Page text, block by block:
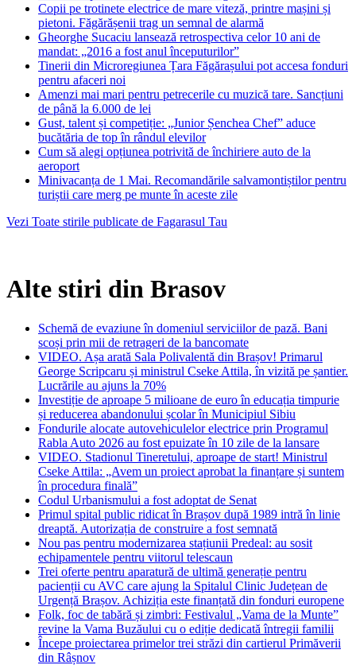
Copii pe trotinete electrice de mare viteză, printre mașini și
pietoni. Făgărășenii trag un semnal de alarmă
Gheorghe Sucaciu lansează retrospectiva celor 10 ani de
mandat: „2016 a fost anul începuturilor”
Tinerii din Microregiunea Țara Făgărașului pot accesa fonduri
pentru afaceri noi
Amenzi mai mari pentru petrecerile cu muzică tare. Sancțiuni
de până la 6.000 de lei
Gust, talent și competiție: „Junior Șenchea Chef” aduce
bucătăria de top în rândul elevilor
Cum să alegi opțiunea potrivită de închiriere auto de la
aeroport
Minivacanța de 1 Mai. Recomandările salvamontiștilor pentru
turiștii care merg pe munte în aceste zile
Vezi Toate stirile publicate de Fagarasul Tau
Alte stiri din Brasov
Schemă de evaziune în domeniul serviciilor de pază. Bani
scoși prin mii de retrageri de la bancomate
VIDEO. Așa arată Sala Polivalentă din Brașov! Primarul
George Scripcaru și ministrul Cseke Attila, în vizită pe șantier.
Lucrările au ajuns la 70%
Investiție de aproape 5 milioane de euro în educația timpurie
și reducerea abandonului școlar în Municipiul Sibiu
Fondurile alocate autovehiculelor electrice prin Programul
Rabla Auto 2026 au fost epuizate în 10 zile de la lansare
VIDEO. Stadionul Tineretului, aproape de start! Ministrul
Cseke Attila: „Avem un proiect aprobat la finanțare și suntem
în procedura finală”
Codul Urbanismului a fost adoptat de Senat
Primul spital public ridicat în Brașov după 1989 intră în linie
dreaptă. Autorizația de construire a fost semnată
Nou pas pentru modernizarea stațiunii Predeal: au sosit
echipamentele pentru viitorul telescaun
Trei oferte pentru aparatură de ultimă generație pentru
pacienții cu AVC care ajung la Spitalul Clinic Județean de
Urgență Brașov. Achiziția este finanțată din fonduri europene
Folk, foc de tabără și zimbri: Festivalul „Vama de la Munte”
revine la Vama Buzăului cu o ediție dedicată întregii familii
Începe proiectarea primelor trei străzi din cartierul Primăverii
din Râșnov